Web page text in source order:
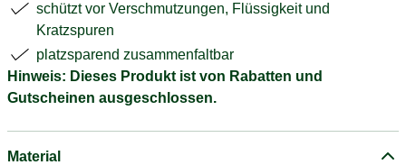
schützt vor Verschmutzungen, Flüssigkeit und
Kratzspuren
platzsparend zusammenfaltbar
Hinweis: Dieses Produkt ist von Rabatten und
Gutscheinen ausgeschlossen.
Material